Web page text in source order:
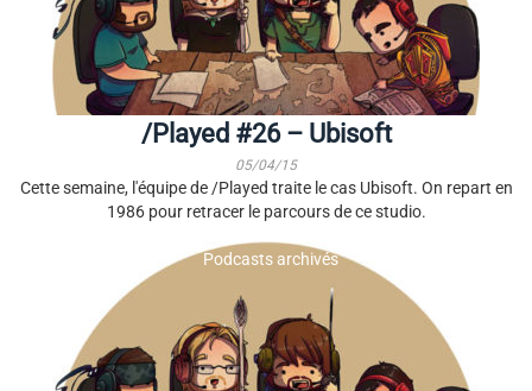
/Played #26 – Ubisoft
05/04/15
Cette semaine, l'équipe de /Played traite le cas Ubisoft. On repart en
1986 pour retracer le parcours de ce studio.
Podcasts archivés